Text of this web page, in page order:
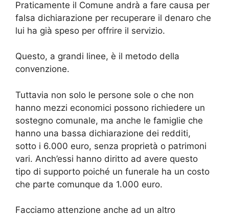
Praticamente il Comune andrà a fare causa per
falsa dichiarazione per recuperare il denaro che
lui ha già speso per offrire il servizio.
Questo, a grandi linee, è il metodo della
convenzione.
Tuttavia non solo le persone sole o che non
hanno mezzi economici possono richiedere un
sostegno comunale, ma anche le famiglie che
hanno una bassa dichiarazione dei redditi,
sotto i 6.000 euro, senza proprietà o patrimoni
vari. Anch’essi hanno diritto ad avere questo
tipo di supporto poiché un funerale ha un costo
che parte comunque da 1.000 euro.
Facciamo attenzione anche ad un altro